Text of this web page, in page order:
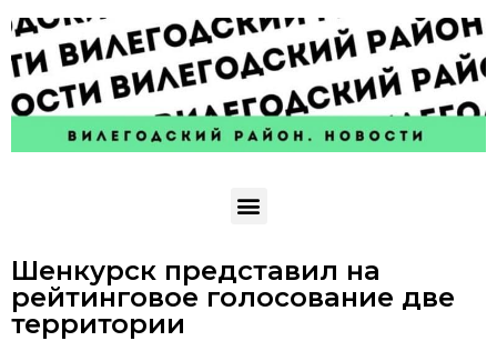
Шенкурск представил на
рейтинговое голосование две
территории